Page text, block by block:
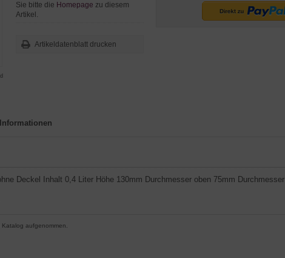
Sie bitte die Homepage zu diesem
Artikel.
Artikeldatenblatt drucken
Deckel Inhalt 0,4 Liter Höhe 130mm Durchmesser oben 75mm Durchmesser
aufgenommen.